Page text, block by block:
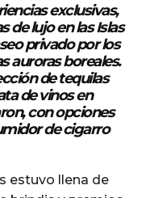
exclusivas,
de lujo en las Islas
privado por los
auroras boreales.
de tequilas
de vinos en
con opciones
de cigarro
estuvo llena de